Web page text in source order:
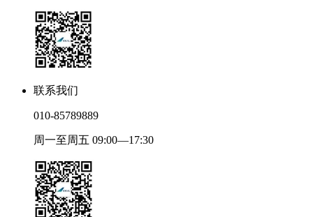
联系我们
010-85789889
周一至周五 09:00—17:30